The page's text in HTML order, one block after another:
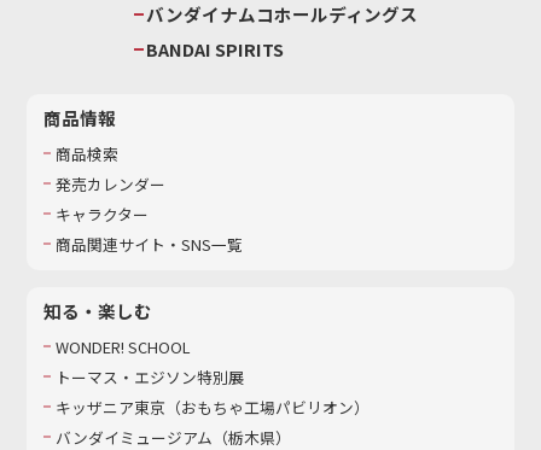
バンダイナムコホールディングス
BANDAI SPIRITS
商品情報
商品検索
発売カレンダー
キャラクター
商品関連サイト・SNS一覧
知る・楽しむ
WONDER! SCHOOL
トーマス・エジソン特別展
キッザニア東京（おもちゃ工場パビリオン）​
バンダイミュージアム（栃木県）